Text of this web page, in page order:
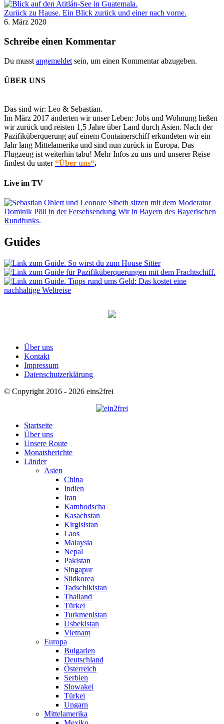
Zurück zu Hause. Ein Blick zurück und einer nach vorne.
6. März 2020
Schreibe einen Kommentar
Du musst angemeldet sein, um einen Kommentar abzugeben.
ÜBER UNS
Das sind wir: Leo & Sebastian.
Im März 2017 änderten wir unser Leben: Jobs und Wohnung ließen
wir zurück und reisten 1,5 Jahre über Land durch Asien. Nach der
Pazifiküberquerung auf einem Containerschiff erkundeten wir ein
Jahr lang Mittelamerika und sind nun zurück in Europa. Das
Flugzeug ist weiterhin tabu! Mehr Infos zu uns und unserer Reise
findest du unter“Über uns“.
Live im TV
Guides
Über uns
Kontakt
Impressum
Datenschutzerklärung
© Copyright 2016 - 2026 eins2frei
Startseite
Über uns
Unsere Route
Monatsberichte
Länder
Asien
China
Indien
Iran
Kambodscha
Kasachstan
Kirgisistan
Laos
Malaysia
Nepal
Pakistan
Singapur
Südkorea
Tadschikistan
Thailand
Türkei
Turkmenistan
Usbekistan
Vietnam
Europa
Bulgarien
Deutschland
Österreich
Serbien
Slowakei
Türkei
Ungarn
Mittelamerika